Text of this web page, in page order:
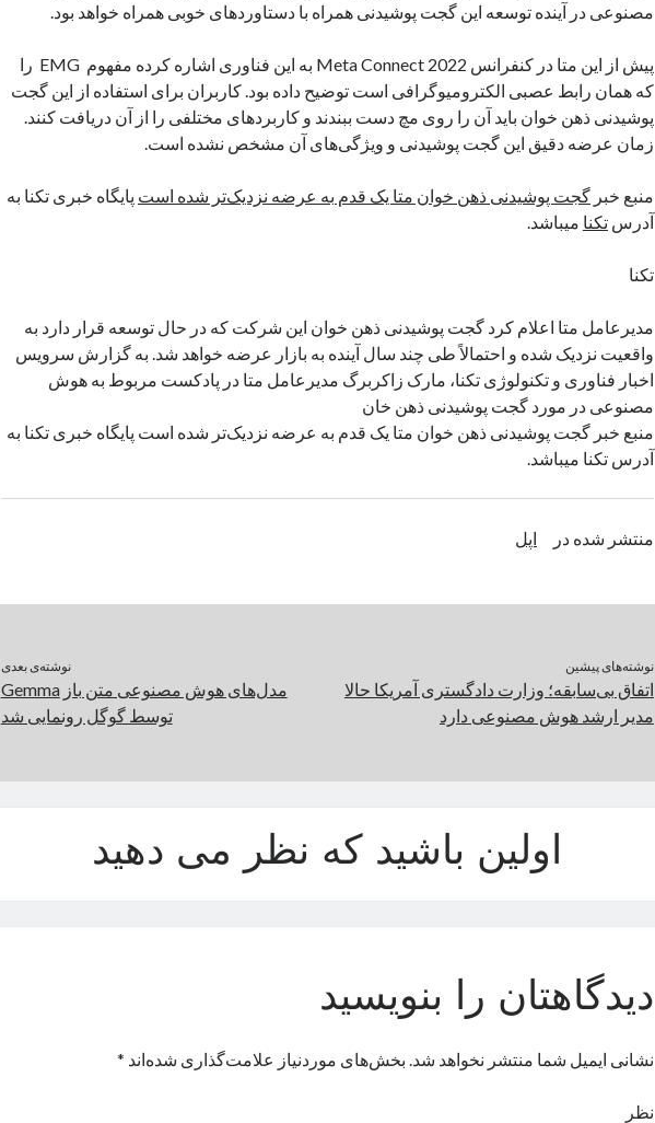
مصنوعی در آینده توسعه این گجت پوشیدنی همراه با دستاوردهای خوبی همراه خواهد بود.
پیش از این متا در کنفرانس Meta Connect 2022 به این فناوری اشاره کرده مفهوم EMG را
که همان رابط عصبی الکترومیوگرافی است توضیح داده بود. کاربران برای استفاده از این گجت
پوشیدنی ذهن خوان باید آن را روی مچ دست ببندند و کاربردهای مختلفی را از آن دریافت کنند.
زمان عرضه دقیق این گجت پوشیدنی و ویژگی‌های آن مشخص نشده است.
منبع خبرگجت پوشیدنی ذهن خوان متا یک قدم به عرضه نزدیک‌تر شده است پایگاه خبری تکنا به
آدرستکنا میباشد.
تکنا
مدیرعامل متا اعلام کرد گجت پوشیدنی ذهن خوان این شرکت که در حال توسعه قرار دارد به
واقعیت نزدیک شده و احتمالاً طی چند سال آینده به بازار عرضه خواهد شد. به گزارش‌ سرویس
اخبار فناوری و تکنولوژی تکنا، مارک زاکربرگ مدیرعامل متا در پادکست مربوط به هوش
مصنوعی در مورد گجت پوشیدنی ذهن خان
منبع خبر گجت پوشیدنی ذهن خوان متا یک قدم به عرضه نزدیک‌تر شده است پایگاه خبری تکنا به
آدرس تکنا میباشد.
منتشر شده در اپل
نوشته‌های پیشین
اتفاق بی‌سابقه؛ وزارت دادگستری آمریکا حالا
مدیر ارشد هوش مصنوعی دارد
نوشته‌ی بعدی
مدل‌های هوش مصنوعی متن باز Gemma
توسط گوگل رونمایی شد
اولین باشید که نظر می دهید
دیدگاهتان را بنویسید
نشانی ایمیل شما منتشر نخواهد شد. بخش‌های موردنیاز علامت‌گذاری شده‌اند *
نظر